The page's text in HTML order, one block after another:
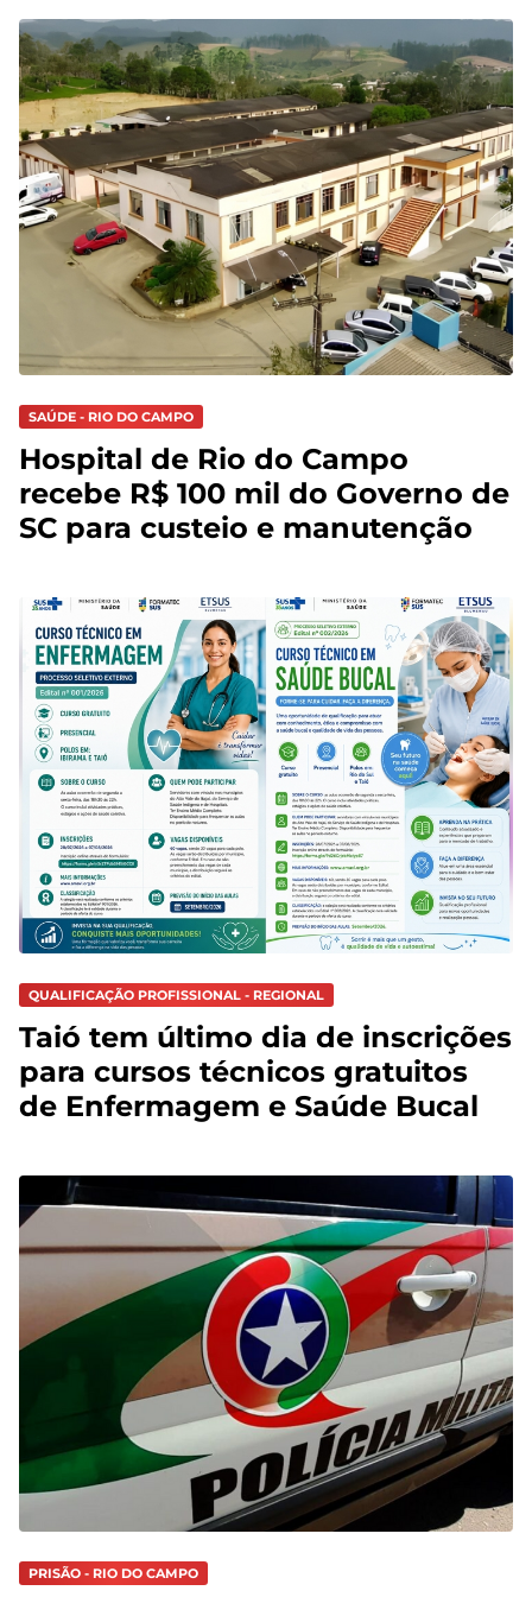
SAÚDE - RIO DO CAMPO
Hospital de Rio do Campo
recebe R$ 100 mil do Governo de
SC para custeio e manutenção
QUALIFICAÇÃO PROFISSIONAL - REGIONAL
Taió tem último dia de inscrições
para cursos técnicos gratuitos
de Enfermagem e Saúde Bucal
PRISÃO - RIO DO CAMPO